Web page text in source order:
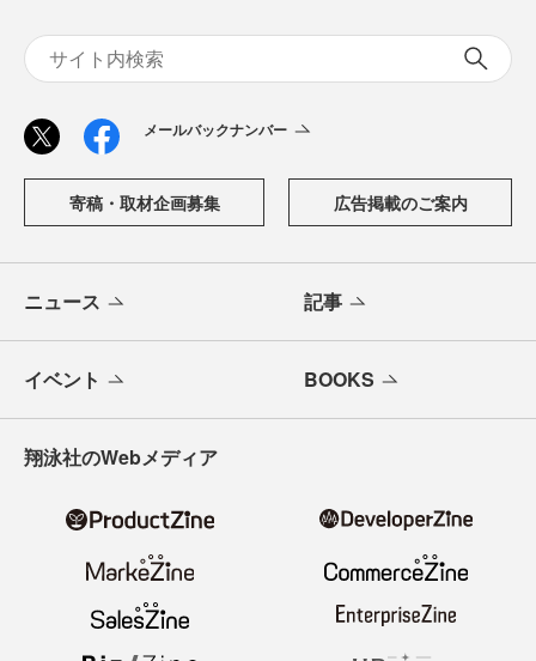
メールバックナンバー
寄稿・取材企画募集 広告掲載のご案内
ニュース 記事
イベント BOOKS
翔泳社のWebメディア